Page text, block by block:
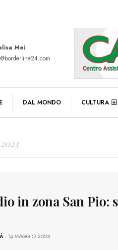
Mei
DAL MONDO CULTURA
in zona San Pio:
- 14 MAGGIO 2023